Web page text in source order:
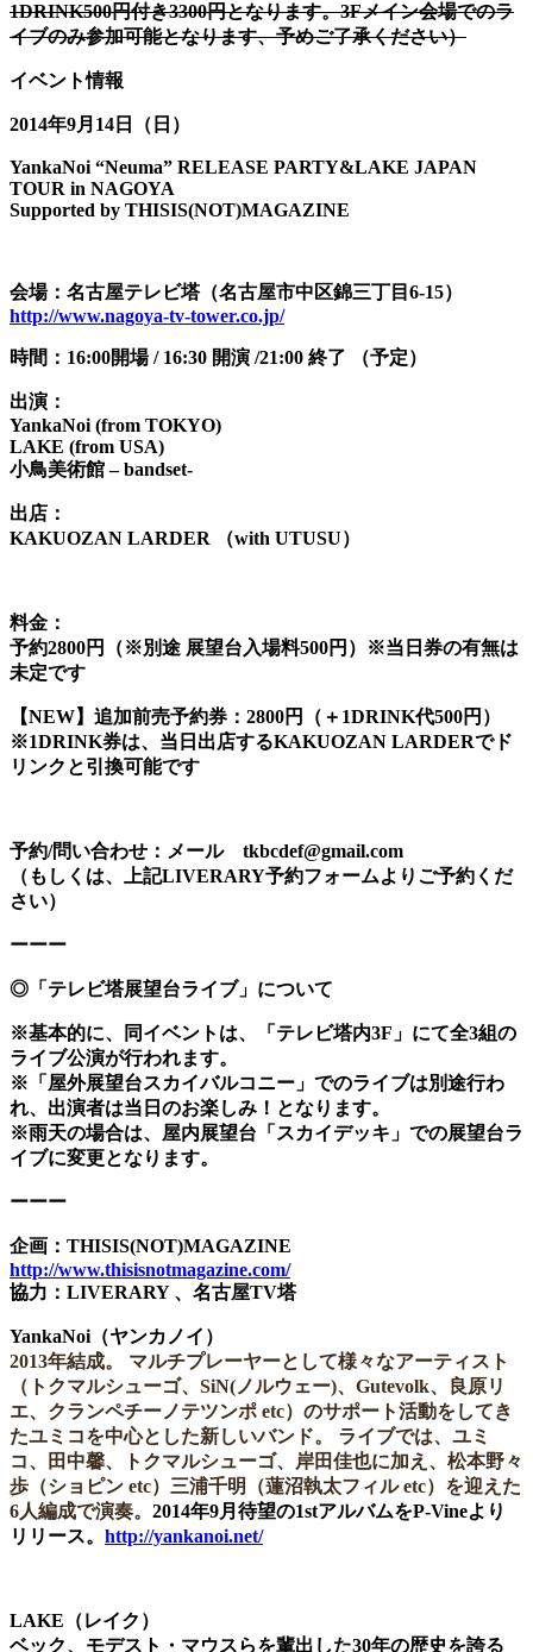
1DRINK500円付き3300円となります。3Fメイン会場でのラ
イブのみ参加可能となります、予めご了承ください）
イベント情報
2014年9月14日（日）
YankaNoi “Neuma” RELEASE PARTY&LAKE JAPAN
TOUR in NAGOYA
Supported by THISIS(NOT)MAGAZINE
会場：名古屋テレビ塔（名古屋市中区錦三丁目6-15）
http://www.nagoya-tv-tower.co.jp/
時間：16:00開場 / 16:30 開演 /21:00 終了 （予定）
出演：
YankaNoi (from TOKYO)
LAKE (from USA)
小鳥美術館 – bandset-
出店：
KAKUOZAN LARDER （with UTUSU）
料金：
予約2800円（※別途 展望台入場料500円）※当日券の有無は
未定です
【NEW】追加前売予約券：2800円（＋1DRINK代500円）
※1DRINK券は、当日出店するKAKUOZAN LARDERでド
リンクと引換可能です
予約/問い合わせ：メール tkbcdef@gmail.com
（もしくは、上記LIVERARY予約フォームよりご予約くだ
さい）
ーーー
◎「テレビ塔展望台ライブ」について
※基本的に、同イベントは、「テレビ塔内3F」にて全3組の
ライブ公演が行われます。
※「屋外展望台スカイバルコニー」でのライブは別途行わ
れ、出演者は当日のお楽しみ！となります。
※雨天の場合は、屋内展望台「スカイデッキ」での展望台ラ
イブに変更となります。
ーーー
企画：THISIS(NOT)MAGAZINE
http://www.thisisnotmagazine.com/
協力：LIVERARY 、名古屋TV塔
YankaNoi（ヤンカノイ）
2013年結成。 マルチプレーヤーとして様々なアーティスト
（トクマルシューゴ、SiN(ノルウェー)、Gutevolk、良原リ
エ、クランペチーノテツンポ etc）のサポート活動をしてき
たユミコを中心とした新しいバンド。 ライブでは、ユミ
コ、田中馨、トクマルシューゴ、岸田佳也に加え、 松本野々
歩（ショピン etc）三浦千明（蓮沼執太フィル etc）を迎えた
6人編成で演奏。 2014年9月待望の1stアルバムをP-Vineより
リリース。 http://yankanoi.net/
LAKE（レイク）
ベック、モデスト・マウスらを輩出した30年の歴史を誇る